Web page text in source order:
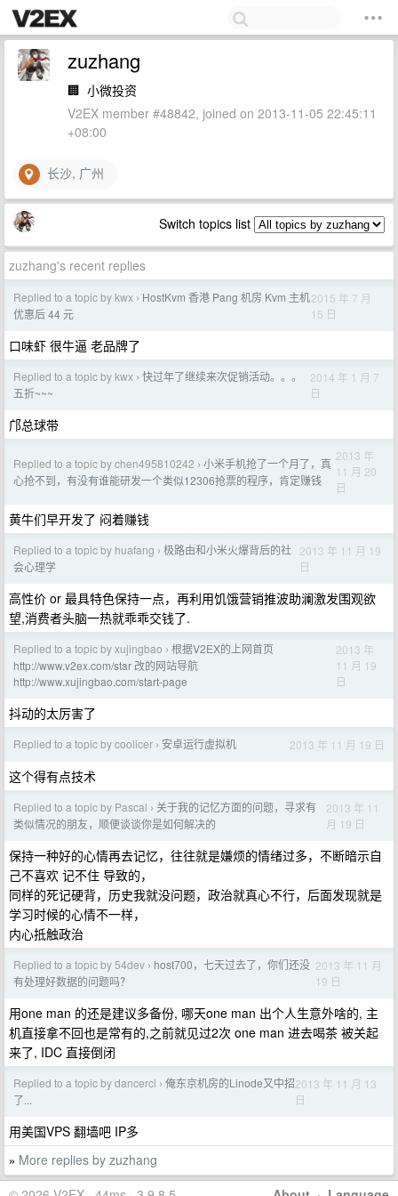
zuzhang
🏢 小微投资
V2EX member #48842, joined on 2013-11-05 22:45:11
+08:00
长沙, 广州
Switch topics list
zuzhang's recent replies
Replied to a topic by kwx › HostKvm 香港 Pang 机房 Kvm 主机
优惠后 44 元
2015 年 7 月
15 日
口味虾 很牛逼 老品牌了
Replied to a topic by kwx › 快过年了继续来次促销活动。。。
五折~~~
2014 年 1 月 7
日
邝总球带
Replied to a topic by chen495810242 › 小米手机抢了一个月了，真
心抢不到，有没有谁能研发一个类似12306抢票的程序，肯定赚钱
2013 年
11 月 20
日
黄牛们早开发了 闷着赚钱
Replied to a topic by huafang › 极路由和小米火爆背后的社
会心理学
2013 年 11 月 19
日
高性价 or 最具特色保持一点，再利用饥饿营销推波助澜激发围观欲
望,消费者头脑一热就乖乖交钱了.
Replied to a topic by xujingbao › 根据V2EX的上网首页
http://www.v2ex.com/star 改的网站导航
http://www.xujingbao.com/start-page
2013 年
11 月 19
日
抖动的太厉害了
Replied to a topic by coolicer › 安卓运行虚拟机 2013 年 11 月 19 日
这个得有点技术
Replied to a topic by Pascal › 关于我的记忆方面的问题，寻求有
类似情况的朋友，顺便谈谈你是如何解决的
2013 年 11
月 19 日
保持一种好的心情再去记忆，往往就是嫌烦的情绪过多，不断暗示自
己不喜欢 记不住 导致的，
同样的死记硬背，历史我就没问题，政治就真心不行，后面发现就是
学习时候的心情不一样，
内心抵触政治
Replied to a topic by 54dev › host700，七天过去了，你们还没
有处理好数据的问题吗？
2013 年 11 月
19 日
用one man 的还是建议多备份, 哪天one man 出个人生意外啥的, 主
机直接拿不回也是常有的,之前就见过2次 one man 进去喝茶 被关起
来了, IDC 直接倒闭
Replied to a topic by dancercl › 俺东京机房的Linode又中招
了...
2013 年 11 月 13
日
用美国VPS 翻墙吧 IP多
» More replies by zuzhang